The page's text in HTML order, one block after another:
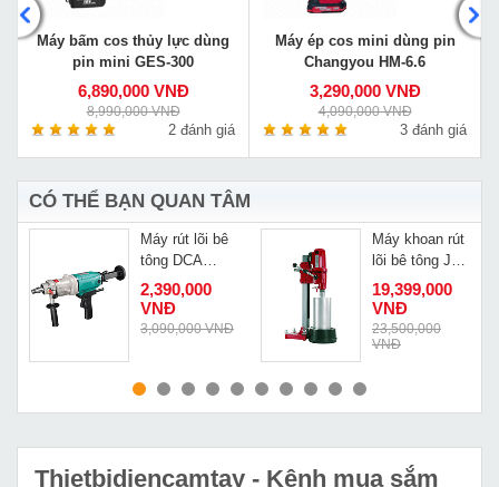
Máy bấm cos thủy lực dùng
pin mini GES-300
6,890,000 VNĐ
8,990,000 VNĐ
2 đánh giá
Máy ép cos mini dùng pin
Changyou HM-6.6
3,290,000 VNĐ
4,090,000 VNĐ
3 đánh giá
CÓ THỂ BẠN QUAN TÂM
MUA NGAY
Máy rút lõi bê
tông DCA
AZZ190
2,390,000
VNĐ
3,090,000 VNĐ
MUA NGAY
Máy khoan rút
lõi bê tông JD
Power DF-650
19,399,000
VNĐ
23,500,000
VNĐ
Thietbidiencamtay - Kênh mua sắm